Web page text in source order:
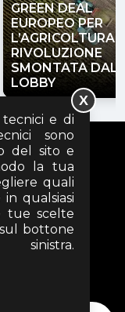
GREEN DEAL
EUROPEO PER
L’AGRICOLTURA,
RIVOLUZIONE
SMONTATA
LOBBY
e di
sono
del sito e
la tua
quali
qualsiasi
tue scelte
bottone
X